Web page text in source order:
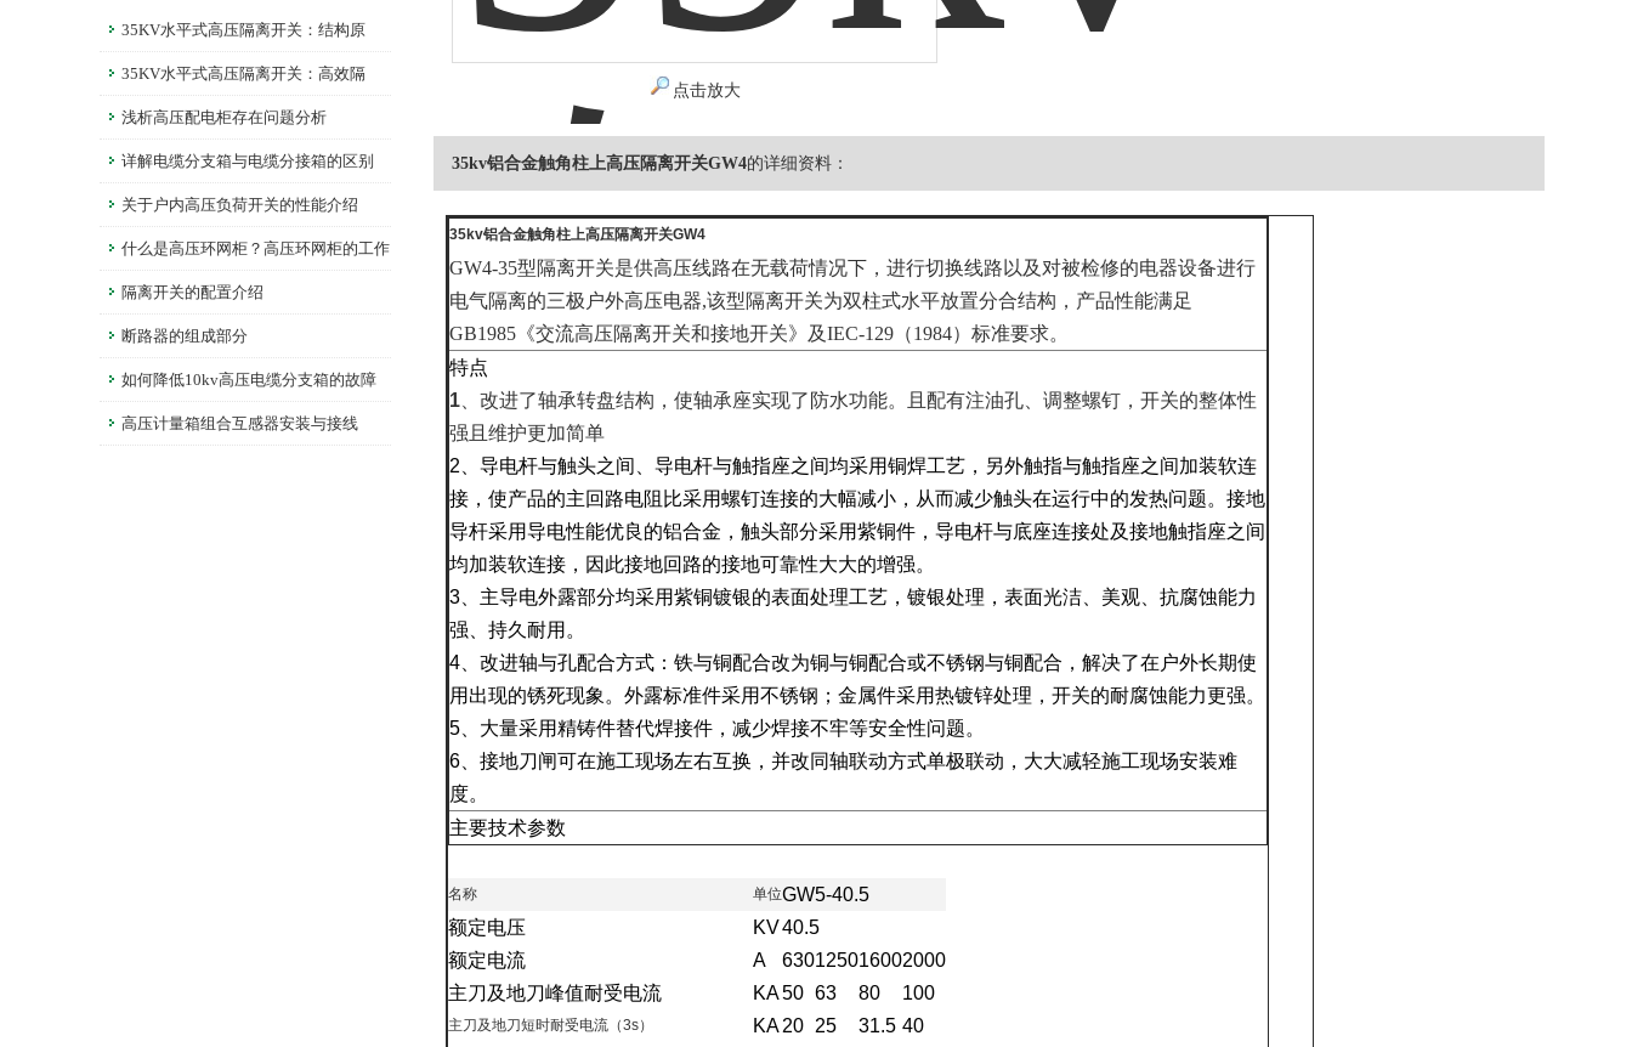
35KV水平式高压隔离开关：结构原
理、选型要点一次讲清楚！
35KV水平式高压隔离开关：高效隔
离，确保电力维护作业安全无忧
浅析高压配电柜存在问题分析
详解电缆分支箱与电缆分接箱的区别
关于户内高压负荷开关的性能介绍
什么是高压环网柜？高压环网柜的工作
原理隔离开关的配置介绍
断路器的组成部分
如何降低10kv高压电缆分支箱的故障
发生？维护保养至关重要
高压计量箱组合互感器安装与接线
点击放大
35kv铝合金触角柱上高压隔离开关GW4的详细资料：
35kv铝合金触角柱上高压隔离开关GW4
GW4-35型隔离开关是供高压线路在无载荷情况下，进行切换线路以及对被检修的电器设备进行
电气隔离的三极户外高压电器,该型隔离开关为双柱式水平放置分合结构，产品性能满足
GB1985《交流高压隔离开关和接地开关》及IEC-129（1984）标准要求。
特点
1 、改进了轴承转盘结构，使轴承座实现了防水功能。且配有注油孔、调整螺钉，开关的整体性
强且维护更加简单
2 、导电杆与触头之间、导电杆与触指座之间均采用铜焊工艺，另外触指与触指座之间加装软连
接，使产品的主回路电阻比采用螺钉连接的大幅减小，从而减少触头在运行中的发热问题。接地
导杆采用导电性能优良的铝合金，触头部分采用紫铜件，导电杆与底座连接处及接地触指座之间
均加装软连接，因此接地回路的接地可靠性大大的增强。
3 、主导电外露部分均采用紫铜镀银的表面处理工艺，镀银处理，表面光洁、美观、抗腐蚀能力
强、持久耐用。
4 、改进轴与孔配合方式：铁与铜配合改为铜与铜配合或不锈钢与铜配合，解决了在户外长期使
用出现的锈死现象。外露标准件采用不锈钢；金属件采用热镀锌处理，开关的耐腐蚀能力更强。
5 、大量采用精铸件替代焊接件，减少焊接不牢等安全性问题。
6 、接地刀闸可在施工现场左右互换，并改同轴联动方式单极联动，大大减轻施工现场安装难
度。
主要技术参数
名称 单位GW5-40.5
额定电压
KV40.5
额定电流
A 630125016002000
主刀及地刀峰值耐受电流
KA50 63 80 100
主刀及地刀短时耐受电流（3s） KA20 25 31.5 40